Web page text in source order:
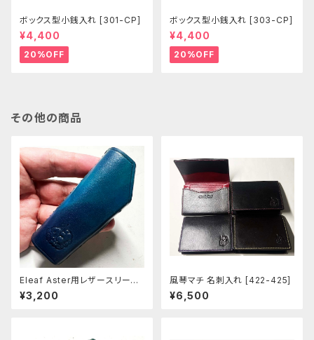
ボックス型小銭入れ [301-CP]
¥4,400
20%OFF
ボックス型小銭入れ [303-CP]
¥4,400
20%OFF
その他の商品
Eleaf Aster用レザースリーブ
[397-as]
¥3,200
風琴マチ 名刺入れ [422-425]
¥6,500